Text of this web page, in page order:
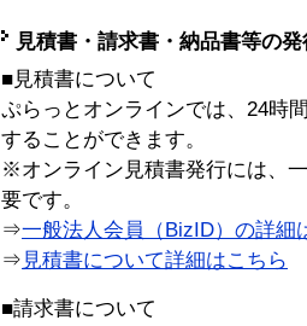
見積書・請求書・納品書等の
■見積書について
ぷらっとオンラインでは、24時
することができます。
※オンライン見積書発行には、
要です。
⇒一般法人会員（BizID）の詳細
⇒ 見積書について詳細はこちら
■請求書について